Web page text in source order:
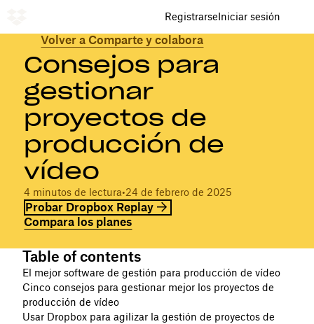
RegistrarseIniciar sesión
Volver a Comparte y colabora
Consejos para
gestionar
proyectos de
producción de
vídeo
4 minutos de lectura•24 de febrero de 2025
Probar Dropbox Replay
Compara los planes
Table of contents
El mejor software de gestión para producción de vídeo
Cinco consejos para gestionar mejor los proyectos de
producción de vídeo
Usar Dropbox para agilizar la gestión de proyectos de